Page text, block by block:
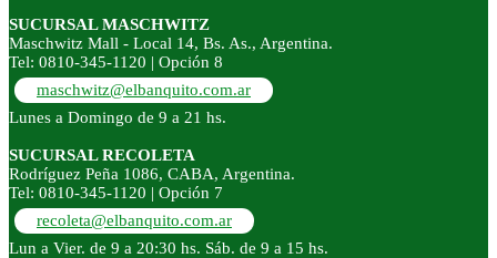
SUCURSAL MASCHWITZ
Maschwitz Mall - Local 14, Bs. As., Argentina.
Tel: 0810-345-1120 | Opción 8
maschwitz@elbanquito.com.ar
Lunes a Domingo de 9 a 21 hs.
SUCURSAL RECOLETA
Rodríguez Peña 1086, CABA, Argentina.
Tel: 0810-345-1120 | Opción 7
recoleta@elbanquito.com.ar
Lun a Vier. de 9 a 20:30 hs. Sáb. de 9 a 15 hs.